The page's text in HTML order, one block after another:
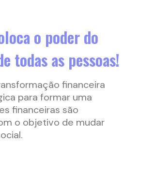
financeira
para formar uma
financeiras são
o objetivo de mudar
o poder do
todas as pessoas!